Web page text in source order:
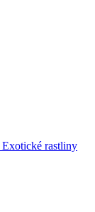
Exotické rastliny